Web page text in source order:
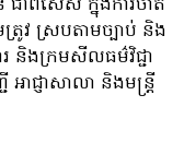
ជាពិសេស ក្នុងការចាត់
រូវ ស្របតាមច្បាប់ និង
និងក្រមសីលធម៌វិជ្ជា
អាជ្ញាសាលា និងមន្ត្រី